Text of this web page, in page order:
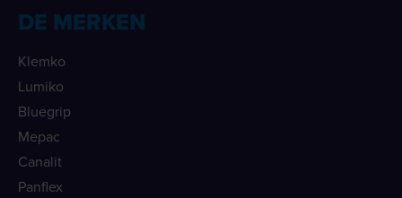
DE MERKEN
Klemko
Lumiko
Bluegrip
Mepac
Canalit
Panflex